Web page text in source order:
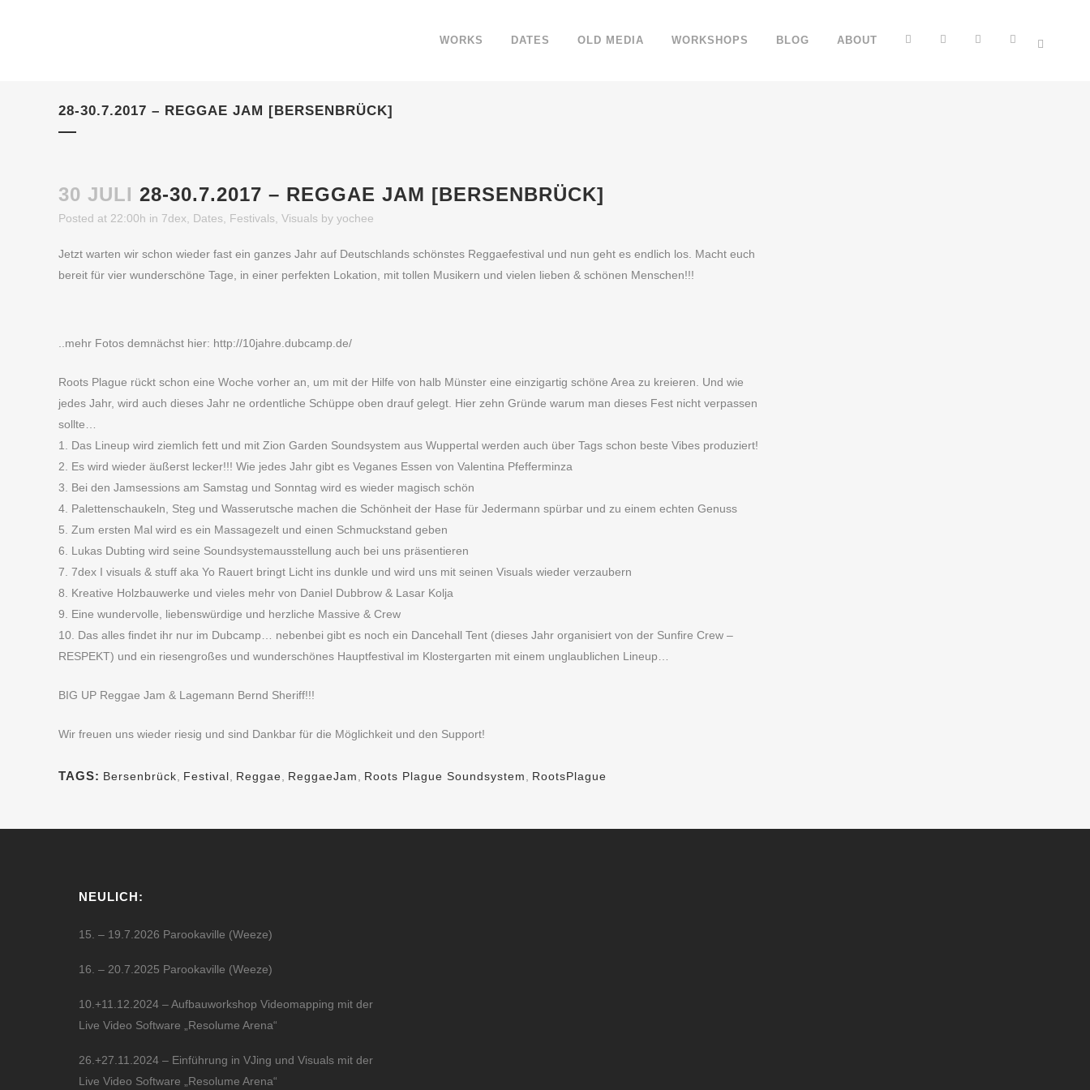
WORKS DATES OLD MEDIA WORKSHOPS BLOG ABOUT
28-30.7.2017 – REGGAE JAM [BERSENBRÜCK]
30 JULI 28-30.7.2017 – REGGAE JAM [BERSENBRÜCK]
Posted at 22:00h in 7dex Dates Festivals Visuals by yochee
Jetzt warten wir schon wieder fast ein ganzes Jahr auf Deutschlands schönstes Reggaefestival und nun geht es endlich los. Macht euch
bereit für vier wunderschöne Tage, in einer perfekten Lokation, mit tollen Musikern und vielen lieben & schönen Menschen!!!
..mehr Fotos demnächst hier: http://10jahre.dubcamp.de/
Roots Plague rückt schon eine Woche vorher an, um mit der Hilfe von halb Münster eine einzigartig schöne Area zu kreieren. Und wie
jedes Jahr, wird auch dieses Jahr ne ordentliche Schüppe oben drauf gelegt. Hier zehn Gründe warum man dieses Fest nicht verpassen
sollte…
1. Das Lineup wird ziemlich fett und mit Zion Garden Soundsystem aus Wuppertal werden auch über Tags schon beste Vibes produziert!
2. Es wird wieder äußerst lecker!!! Wie jedes Jahr gibt es Veganes Essen von Valentina Pfefferminza
3. Bei den Jamsessions am Samstag und Sonntag wird es wieder magisch schön
4. Palettenschaukeln, Steg und Wasserutsche machen die Schönheit der Hase für Jedermann spürbar und zu einem echten Genuss
5. Zum ersten Mal wird es ein Massagezelt und einen Schmuckstand geben
6. Lukas Dubting wird seine Soundsystemausstellung auch bei uns präsentieren
7. 7dex I visuals & stuff aka Yo Rauert bringt Licht ins dunkle und wird uns mit seinen Visuals wieder verzaubern
8. Kreative Holzbauwerke und vieles mehr von Daniel Dubbrow & Lasar Kolja
9. Eine wundervolle, liebenswürdige und herzliche Massive & Crew
10. Das alles findet ihr nur im Dubcamp… nebenbei gibt es noch ein Dancehall Tent (dieses Jahr organisiert von der Sunfire Crew –
RESPEKT) und ein riesengroßes und wunderschönes Hauptfestival im Klostergarten mit einem unglaublichen Lineup…
BIG UP Reggae Jam & Lagemann Bernd Sheriff!!!
Wir freuen uns wieder riesig und sind Dankbar für die Möglichkeit und den Support!
TAGS: Bersenbrück Festival Reggae ReggaeJam Roots Plague Soundsystem RootsPlague
NEULICH:
15. – 19.7.2026 Parookaville (Weeze)
16. – 20.7.2025 Parookaville (Weeze)
10.+11.12.2024 – Aufbauworkshop Videomapping mit der
Live Video Software „Resolume Arena“
26.+27.11.2024 – Einführung in VJing und Visuals mit der
Live Video Software „Resolume Arena“